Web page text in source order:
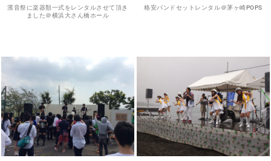
濱音祭に楽器類一式をレンタルさせて頂き
ました＠横浜大さん橋ホール
格安バンドセットレンタル＠茅ヶ崎POPS